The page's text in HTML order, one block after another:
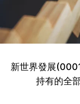
新世界發展
持有的全